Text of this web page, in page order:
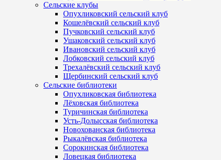
Сельские клубы
Опухликовский сельский клуб
Кошелёвский сельский клуб
Пучковский сельский клуб
Ушаковский сельский клуб
Ивановский сельский клуб
Лобковский сельский клуб
Трехалёвский сельский клуб
Щербинский сельский клуб
Сельские библиотеки
Опухликовская библиотека
Лёховская библиотека
Туричинская библиотека
Усть-Долысская библиотека
Новохованская библиотека
Рыкалёвская библиотека
Сорокинская библиотека
Ловецкая библиотека